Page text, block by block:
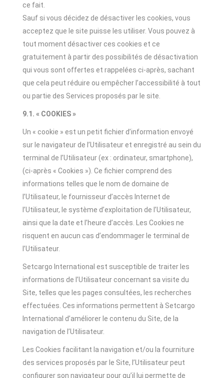
ce fait.
Sauf si vous décidez de désactiver les cookies, vous
acceptez que le site puisse les utiliser. Vous pouvez à
tout moment désactiver ces cookies et ce
gratuitement à partir des possibilités de désactivation
qui vous sont offertes et rappelées ci-après, sachant
que cela peut réduire ou empêcher l’accessibilité à tout
ou partie des Services proposés par le site.
9.1. « COOKIES »
Un « cookie » est un petit fichier d’information envoyé
sur le navigateur de l’Utilisateur et enregistré au sein du
terminal de l’Utilisateur (ex : ordinateur, smartphone),
(ci-après « Cookies »). Ce fichier comprend des
informations telles que le nom de domaine de
l’Utilisateur, le fournisseur d’accès Internet de
l’Utilisateur, le système d’exploitation de l’Utilisateur,
ainsi que la date et l’heure d’accès. Les Cookies ne
risquent en aucun cas d’endommager le terminal de
l’Utilisateur.
Setcargo International est susceptible de traiter les
informations de l’Utilisateur concernant sa visite du
Site, telles que les pages consultées, les recherches
effectuées. Ces informations permettent à Setcargo
International d’améliorer le contenu du Site, de la
navigation de l’Utilisateur.
Les Cookies facilitant la navigation et/ou la fourniture
des services proposés par le Site, l’Utilisateur peut
configurer son navigateur pour qu’il lui permette de